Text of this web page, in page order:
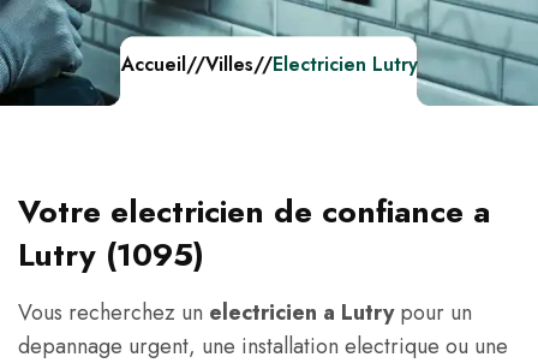
Accueil//Villes//Electricien Lutry
Votre electricien de confiance a
Lutry (1095)
Vous recherchez un electricien a Lutrypour un
depannage urgent, une installation electrique ou une